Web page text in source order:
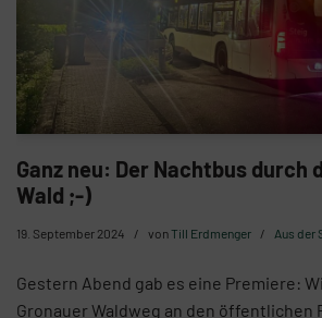
Ganz neu: Der Nachtbus durch
Wald ;-)
19. September 2024 vonTill Erdmenger Aus der
Gestern Abend gab es eine Premiere:
Gronauer Waldweg an den öffentlichen